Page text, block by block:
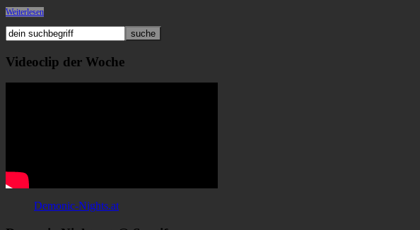
Weiterlesen
Videoclip der Woche
Demonic-Nights.at